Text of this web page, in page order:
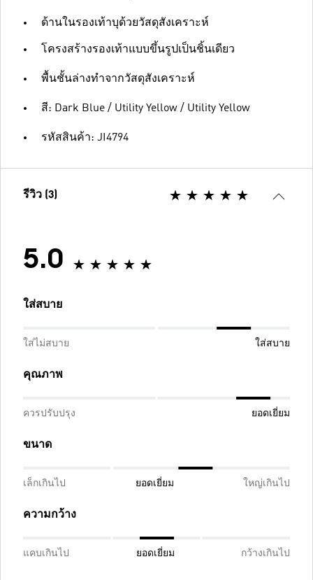
ด้านในรองเท้าบุด้วยวัสดุสังเคราะห์
โครงสร้างรองเท้าแบบขึ้นรูปเป็นชิ้นเดียว
พื้นชั้นล่างทำจากวัสดุสังเคราะห์
สี: Dark Blue / Utility Yellow / Utility Yellow
รหัสสินค้า: JI4794
รีวิว (3)
5.0
ใส่สบาย
ใส่ไม่สบาย ใส่สบาย
คุณภาพ
ควรปรับปรุง ยอดเยี่ยม
ขนาด
เล็กเกินไป ยอดเยี่ยม ใหญ่เกินไป
ความกว้าง
แคบเกินไป ยอดเยี่ยม กว้างเกินไป